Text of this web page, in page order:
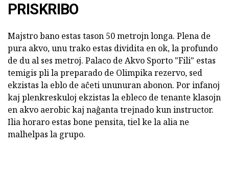
PRISKRIBO
Majstro bano estas tason 50 metrojn longa. Plena de
pura akvo, unu trako estas dividita en ok, la profundo
de du al ses metroj. Palaco de Akvo Sporto "Fili" estas
temigis pli la preparado de Olimpika rezervo, sed
ekzistas la eblo de aĉeti ununuran abonon. Por infanoj
kaj plenkreskuloj ekzistas la ebleco de tenante klasojn
en akvo aerobic kaj naĝanta trejnado kun instructor.
Ilia horaro estas bone pensita, tiel ke la alia ne
malhelpas la grupo.